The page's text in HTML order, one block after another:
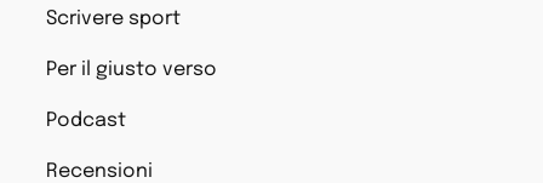
Scrivere sport
Per il giusto verso
Podcast
Recensioni